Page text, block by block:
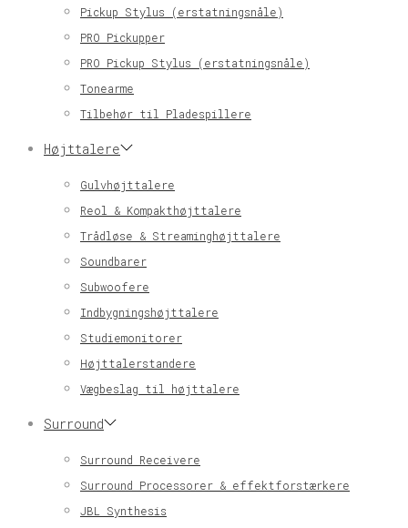
Pickup Stylus (erstatningsnåle)
PRO Pickupper
PRO Pickup Stylus (erstatningsnåle)
Tonearme
Tilbehør til Pladespillere
Højttalere
Gulvhøjttalere
Reol & Kompakthøjttalere
Trådløse & Streaminghøjttalere
Soundbarer
Subwoofere
Indbygningshøjttalere
Studiemonitorer
Højttalerstandere
Vægbeslag til højttalere
Surround
Surround Receivere
Surround Processorer & effektforstærkere
JBL Synthesis